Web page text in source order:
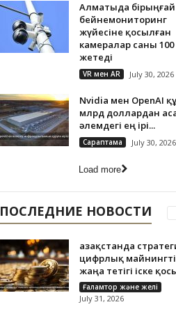
Алматыда бірыңғай
бейнемониторинг
жүйесіне қосылған
камералар саны
жетеді
VR мен AR July 30, 2026
Nvidia мен OpenAI
млрд доллардан
әлемдегі ең ірі...
Сараптама July 30, 2026
Load more
ПОСЛЕДНИЕ НОВОСТИ
Қазақстанда
цифрлық
жаңа тетігі іске
Ғаламтор және желі
July 31, 2026